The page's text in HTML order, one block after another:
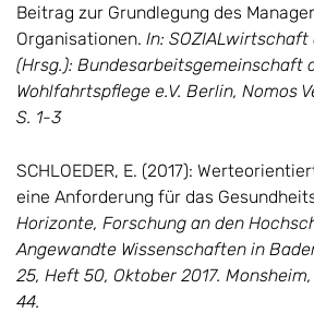
Beitrag zur Grundlegung des
Organisationen. In:
(Hrsg.): Bundesarbeitsgemeinschaft
Wohlfahrtspflege e.V. Berlin, Nomos
S. 1-3
SCHLOEDER, E. (2017):
eine Anforderung für das
Horizonte, Forschung an den
Angewandte Wissenschaften in
25, Heft 50, Oktober 2017. Monsheim,
44.